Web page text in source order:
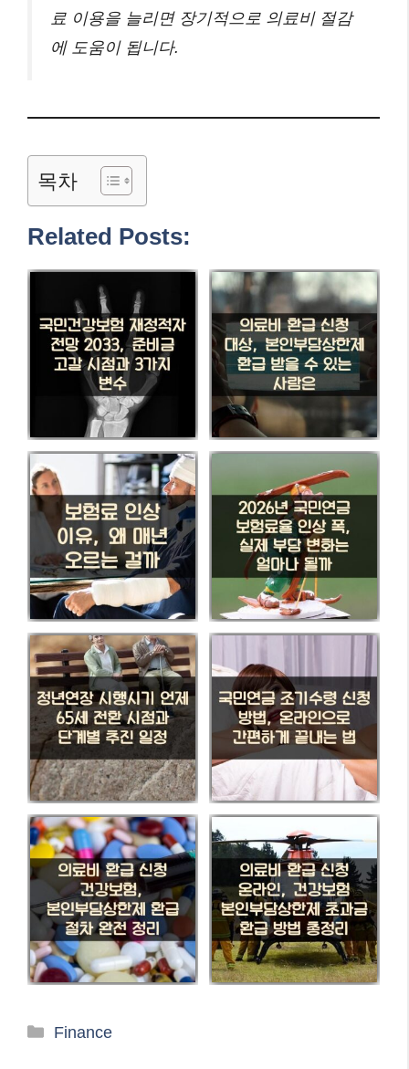
료 이용을 늘리면 장기적으로 의료비 절감
에 도움이 됩니다.
목차
Related Posts:
카
Finance